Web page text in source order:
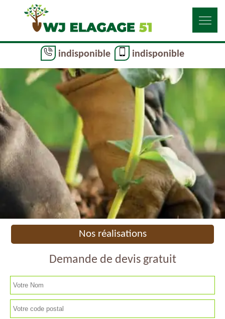
indisponible indisponible
Nos réalisations
Demande de devis gratuit